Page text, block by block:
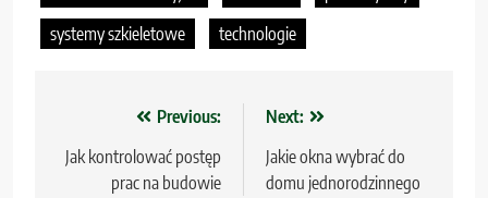
systemy szkieletowe
technologie
Nawigacja
wpisu
Previous:
Jak kontrolować postęp
prac na budowie
Next:
Jakie okna wybrać do
domu jednorodzinnego